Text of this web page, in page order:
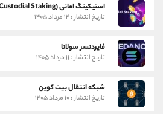
استیکینگ امانی (Custodial Staking)
تاریخ انتشار : ۱۴ مرداد ۱۴۰۵
فایردنسر سولانا
تاریخ انتشار : ۱۱ مرداد ۱۴۰۵
شبکه انتقال بیت کوین
تاریخ انتشار : ۱۰ مرداد ۱۴۰۵